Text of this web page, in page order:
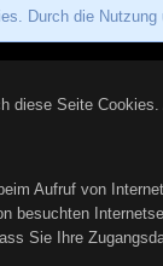
Durch die
diese Seite
Aufruf von
besuchten
Sie Ihre